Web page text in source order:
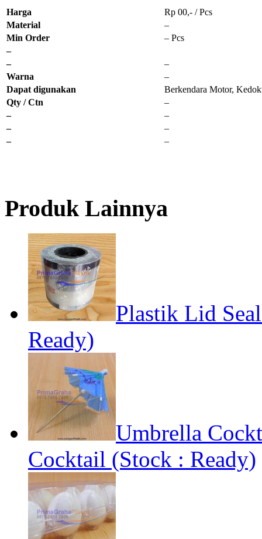
Harga
Rp 00,- / Pcs
Material
–
Min Order
– Pcs
–
–
–
Warna
–
Dapat digunakan
Berkendara Motor,
Qty / Ctn
–
–
–
–
–
–
–
Produk Lainnya
Plastik Lid
Ready)
Umbrella
Cocktail (Stock : Ready)